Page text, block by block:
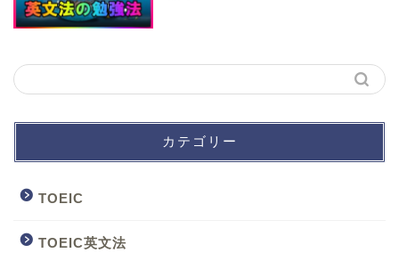
カテゴリー
TOEIC
TOEIC英文法